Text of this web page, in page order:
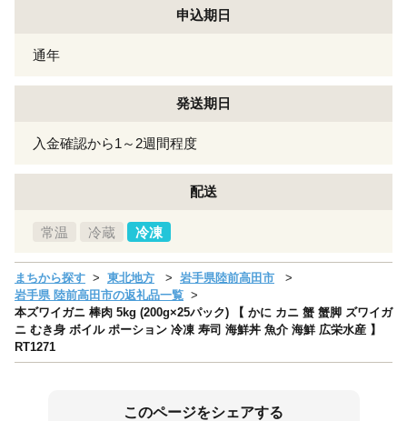
申込期日
通年
発送期日
入金確認から1～2週間程度
配送
常温 冷蔵 冷凍
まちから探す 東北地方
岩手県陸前高田市
岩手県 陸前高田市の返礼品一覧
本ズワイガニ 棒肉 5kg (200g×25パック) 【 かに カニ 蟹 蟹脚 ズワイガ
ニ むき身 ボイル ポーション 冷凍 寿司 海鮮丼 魚介 海鮮 広栄水産 】
RT1271
このページをシェアする